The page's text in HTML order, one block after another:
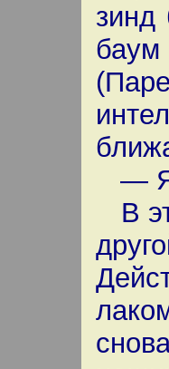
зинд
—
В